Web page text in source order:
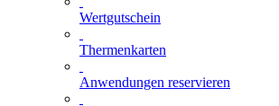
Wertgutschein
Thermenkarten
Anwendungen reservieren